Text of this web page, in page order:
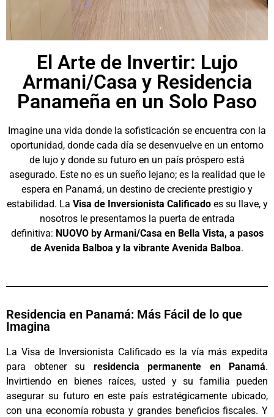
El Arte de Invertir: Lujo
Armani/Casa y Residencia
Panameña en un Solo Paso
Imagine una vida donde la sofisticación se encuentra con la
oportunidad, donde cada día se desenvuelve en un entorno
de lujo y donde su futuro en un país próspero está
asegurado. Este no es un sueño lejano; es la realidad que le
espera en Panamá, un destino de creciente prestigio y
estabilidad. La Visa de Inversionista Calificadoes su llave, y
nosotros le presentamos la puerta de entrada
definitiva: NUOVO by Armani/Casa en Bella Vista, a pasos
de Avenida Balboa y la vibrante Avenida Balboa.
Residencia en Panamá: Más Fácil de lo que
Imagina
La Visa de Inversionista Calificado es la vía más expedita
para obtener su residencia permanente en Panamá.
Invirtiendo en bienes raíces, usted y su familia pueden
asegurar su futuro en este país estratégicamente ubicado,
con una economía robusta y grandes beneficios fiscales. Y